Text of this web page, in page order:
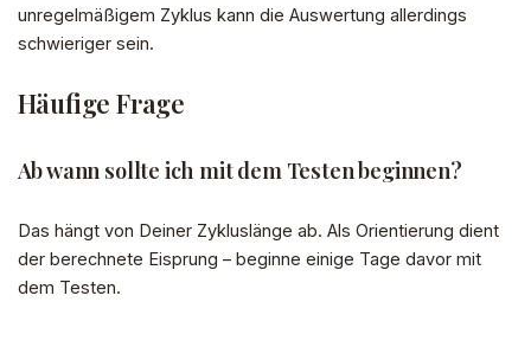
unregelmäßigem Zyklus kann die Auswertung allerdings
schwieriger sein.
Häufige Frage
Ab wann sollte ich mit dem Testen beginnen?
Das hängt von Deiner Zykluslänge ab. Als Orientierung dient
der berechnete Eisprung – beginne einige Tage davor mit
dem Testen.